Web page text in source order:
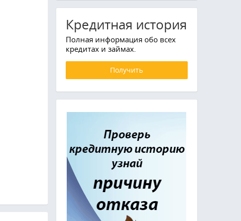
Кредитная история
Полная информация обо всех
кредитах и займах.
Получить